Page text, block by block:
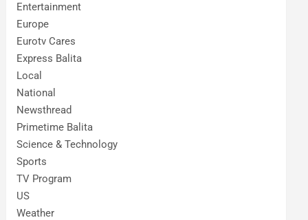
Entertainment
Europe
Eurotv Cares
Express Balita
Local
National
Newsthread
Primetime Balita
Science & Technology
Sports
TV Program
US
Weather